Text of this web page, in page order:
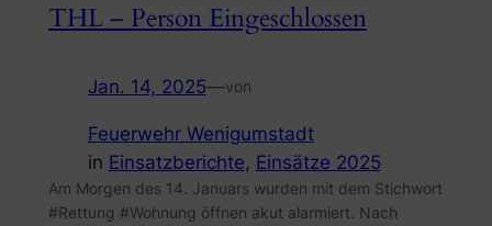
THL – Person Eingeschlossen
Jan. 14, 2025—von
Feuerwehr Wenigumstadt
in Einsatzberichte, Einsätze 2025
Am Morgen des 14. Januars wurden mit dem Stichwort
#Rettung #Wohnung öffnen akut alarmiert. Nach